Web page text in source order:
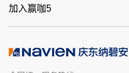
加入赢咖5